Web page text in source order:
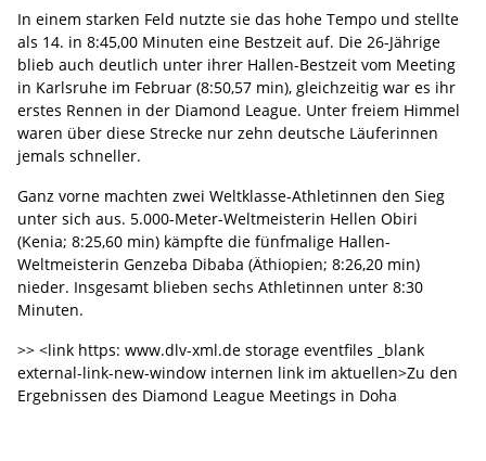
In einem starken Feld nutzte sie das hohe Tempo und stellte
als 14. in 8:45,00 Minuten eine Bestzeit auf. Die 26-Jährige
blieb auch deutlich unter ihrer Hallen-Bestzeit vom Meeting
in Karlsruhe im Februar (8:50,57 min), gleichzeitig war es ihr
erstes Rennen in der Diamond League. Unter freiem Himmel
waren über diese Strecke nur zehn deutsche Läuferinnen
jemals schneller.
Ganz vorne machten zwei Weltklasse-Athletinnen den Sieg
unter sich aus. 5.000-Meter-Weltmeisterin Hellen Obiri
(Kenia; 8:25,60 min) kämpfte die fünfmalige Hallen-
Weltmeisterin Genzeba Dibaba (Äthiopien; 8:26,20 min)
nieder. Insgesamt blieben sechs Athletinnen unter 8:30
Minuten.
>> <link https: www.dlv-xml.de storage eventfiles _blank
external-link-new-window internen link im aktuellen>Zu den
Ergebnissen des Diamond League Meetings in Doha